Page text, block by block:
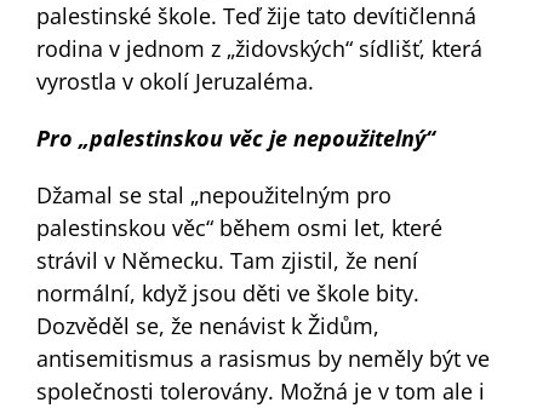
palestinské škole. Teď žije tato devítičlenná
rodina v jednom z „židovských“ sídlišť, která
vyrostla v okolí Jeruzaléma.
Pro „palestinskou věc je nepoužitelný“
Džamal se stal „nepoužitelným pro
palestinskou věc“ během osmi let, které
strávil v Německu. Tam zjistil, že není
normální, když jsou děti ve škole bity.
Dozvěděl se, že nenávist k Židům,
antisemitismus a rasismus by neměly být ve
společnosti tolerovány. Možná je v tom ale i